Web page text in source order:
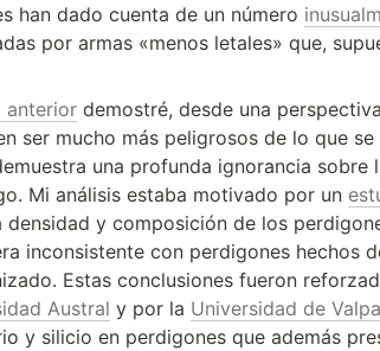
han dado cuenta de un número
por armas «menos letales» que,
anterior demostré, desde una
ser mucho más peligrosos de lo que
una profunda ignorancia
Mi análisis estaba motivado por un
densidad y composición de los
inconsistente con perdigones hechos
Estas conclusiones fueron
Austral y por la Universidad de
y silicio en perdigones que además